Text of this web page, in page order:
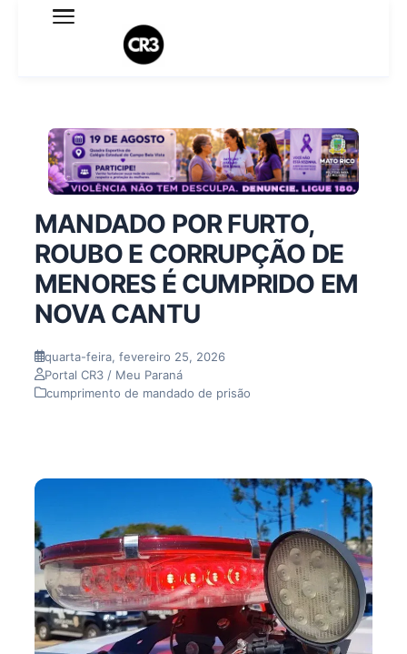
Expediente
Termo de Uso
Sobre o blog
MANDADO POR FURTO,
ROUBO E CORRUPÇÃO DE
MENORES É CUMPRIDO EM
NOVA CANTU
quarta-feira, fevereiro 25, 2026
Portal CR3 / Meu Paraná
cumprimento de mandado de prisão